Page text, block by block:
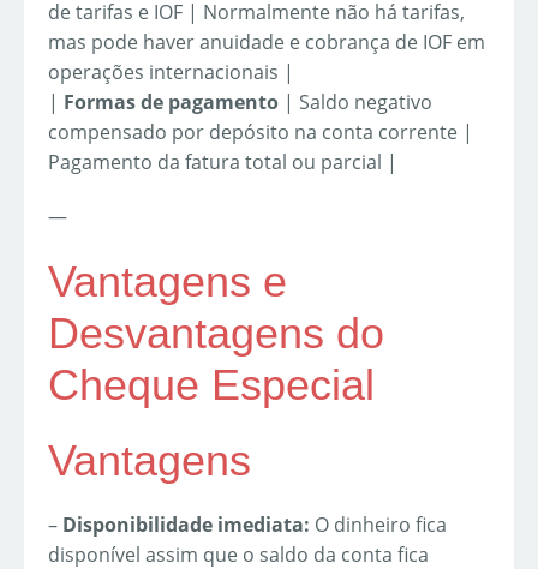
de tarifas e IOF | Normalmente não há tarifas,
mas pode haver anuidade e cobrança de IOF em
operações internacionais |
| Formas de pagamento | Saldo negativo
compensado por depósito na conta corrente |
Pagamento da fatura total ou parcial |
—
Vantagens e
Desvantagens do
Cheque Especial
Vantagens
– Disponibilidade imediata: O dinheiro fica
disponível assim que o saldo da conta fica